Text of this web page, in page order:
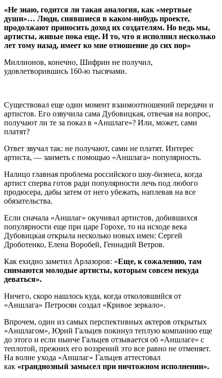
«Не знаю, годится ли такая аналогия, как «мертвые
души»… Люди, снявшиеся в каком-нибудь проекте,
продолжают приносить доход их создателям. Но ведь мы,
артисты, живые пока еще. И то, что я исполнил несколько
лет тому назад, имеет ко мне отношение до сих пор»
Миллионов, конечно, Шифрин не получил,
удовлетворившись 160-ю тысячами.
Существовал еще один момент взаимоотношений передачи и
артистов. Его озвучила сама Дубовицкая, отвечая на вопрос,
получают ли те за показ в «Аншлаге»? Или, может, сами
платят?
Ответ звучал так: не получают, сами не платят. Интерес
артиста, — заиметь с помощью «Аншлага» популярность.
Налицо главная проблема российского шоу-бизнеса, когда
артист сперва готов ради популярности лечь под любого
продюсера, дабы затем от него убежать, наплевав на все
обязательства.
Если сначала «Аншлаг» окучивал артистов, добившихся
популярности еще при царе Горохе, то на исходе века
Дубовицкая открыла несколько новых имен: Сергей
Дроботенко, Елена Воробей, Геннадий Ветров.
Как ехидно заметил Арлазоров: «Еще, к сожалению, там
снимаются молодые артисты, которым совсем некуда
деваться».
Ничего, скоро нашлось куда, когда отколовшийся от
«Аншлага» Петросян создал «Кривое зеркало».
Впрочем, один из самых перспективных актеров открытых
«Аншлагом», Юрий Гальцев покинул теплую компанию еще
до этого и если нынче Гальцев отзывается об «Аншлаге» с
теплотой, прежних его воззрений это все равно не отменяет.
На волне ухода «Аншлаг» Гальцев аттестовал
как «грандиозный замысел при ничтожном исполнении».